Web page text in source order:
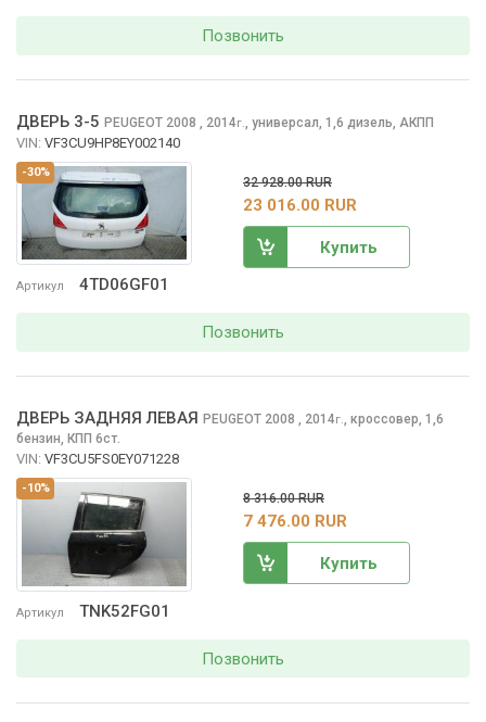
Позвонить
-30%
Артикул 4TD06GF01
ДВЕРЬ 3-5 PEUGEOT 2008 , 2014г., универсал, 1,6 дизель, АКПП
VIN: VF3CU9HP8EY002140
32 928.00 RUR
23 016.00 RUR
Купить
Позвонить
-10%
Артикул TNK52FG01
ДВЕРЬ ЗАДНЯЯ ЛЕВАЯ PEUGEOT 2008 , 2014г., кроссовер, 1,6
бензин, КПП 6ст.
VIN: VF3CU5FS0EY071228
8 316.00 RUR
7 476.00 RUR
Купить
Позвонить